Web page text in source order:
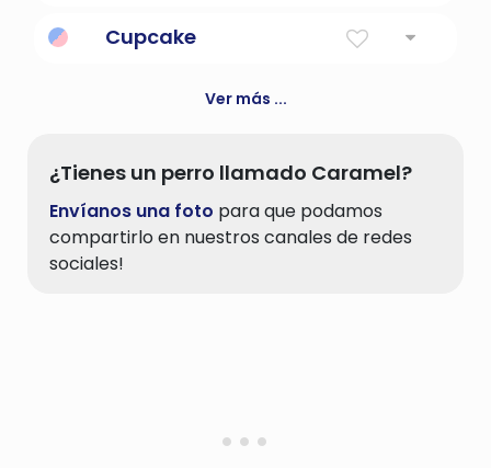
Cupcake
Ver más ...
¿Tienes un perro llamado Caramel?
Envíanos una foto para que podamos
compartirlo en nuestros canales de redes
sociales!